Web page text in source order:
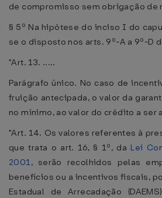
de compromisso sem obrigação de
§ 5º Na hipótese do inciso I do
se o disposto nos arts. 9º-A a 9º-D
"Art. 13. .....
Parágrafo único. No caso de
fruição antecipada, o valor da
no mínimo, ao valor do crédito a ser
"Art. 14. Os valores referentes à
que trata o art. 16, § 1º, da Lei
2001, serão recolhidos pelas
benefícios ou a incentivos fiscais,
Estadual de Arrecadação